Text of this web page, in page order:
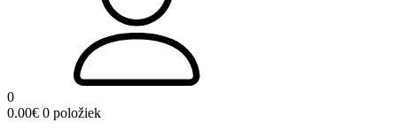
0
0.00€ 0 položiek